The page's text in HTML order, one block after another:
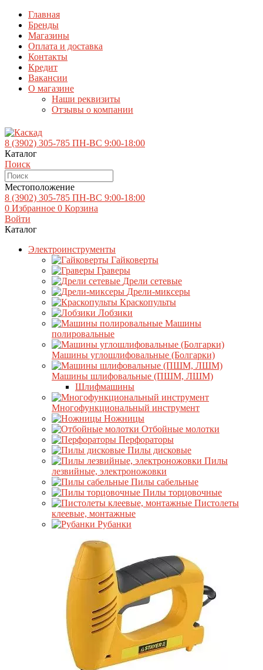
Главная
Бренды
Магазины
Оплата и доставка
Контакты
Кредит
Вакансии
О магазине
Наши реквизиты
Отзывы о компании
8 (3902) 305-785 ПН-ВС 9:00-18:00
Каталог
Поиск
Местоположение
8 (3902) 305-785 ПН-ВС 9:00-18:00
0 Избранное 0 Корзина
Войти
Каталог
Электроинструменты
Гайковерты
Граверы
Дрели сетевые
Дрели-миксеры
Краскопульты
Лобзики
Машины
полировальные
Машины углошлифовальные (Болгарки)
Машины шлифовальные (ПШМ, ЛШМ)
Шлифмашины
Многофункциональный инструмент
Ножницы
Отбойные молотки
Перфораторы
Пилы дисковые
Пилы
лезвийные, электроножовки
Пилы сабельные
Пилы торцовочные
Пистолеты
клеевые, монтажные
Рубанки